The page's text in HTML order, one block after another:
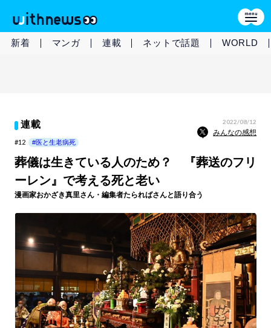
新着 マンガ 連載 ネットで話題 WORLD
連載 2022/08/12
みんなの感想
#12 #医と生老病死
葬儀は生きている人のため？ 『葬送のフリ
ーレン』で考える死と老い
漫画家おかざき真里さん・編集者たらればさんと語り合う